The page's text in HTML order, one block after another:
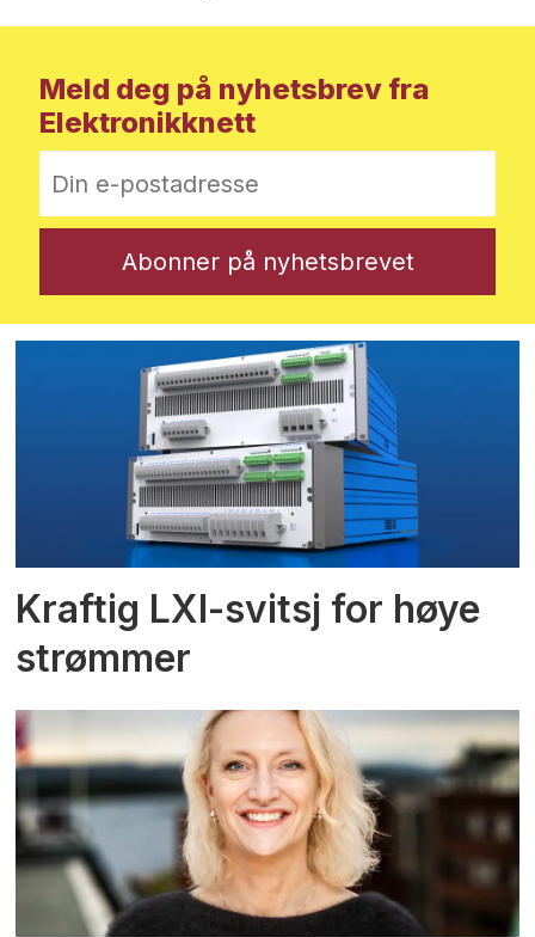
Meld deg på nyhetsbrev fra
Elektronikknett
Kraftig LXI-svitsj for høye
strømmer